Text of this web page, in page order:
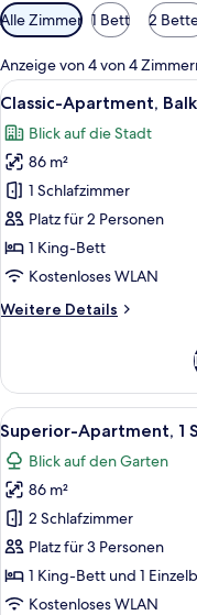
Verfügbare
Filter
für
Zimmer
Alle Zimmer 1 Bett 2
Anzeige von 4 von 4
Alle
Fotos
für
Classic-
Apartment,
Balkon,
Stadtblick
anzeigen
19
Classic-Apartment,
Blick auf die Stadt
86 m²
1 Schlafzimmer
Platz für 2 Personen
1 King-Bett
Kostenloses WLAN
Weitere Details
Weitere
Apartment,
Balkon,
Stadtblick
Alle
Fotos
für
Superior-
Apartment,
1
Schlafzimmer,
Stadtblick
9
Superior-Apartment, 1
Blick auf den Garten
86 m²
2 Schlafzimmer
Platz für 3 Personen
1 King-Bett und 1
Kostenloses WLAN